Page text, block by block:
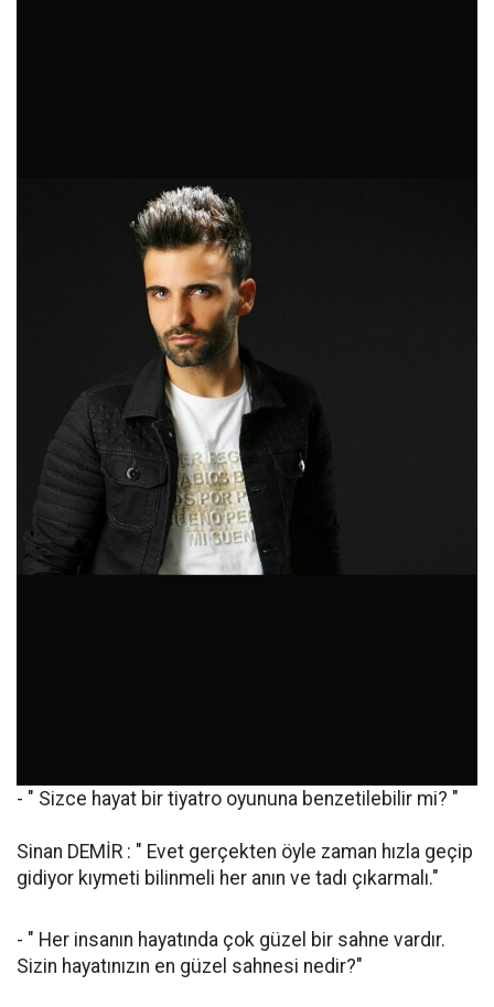
- " Sizce hayat bir tiyatro oyununa benzetilebilir mi? "
Sinan DEMİR : " Evet gerçekten öyle zaman hızla geçip
gidiyor kıymeti bilinmeli her anın ve tadı çıkarmalı."
- " Her insanın hayatında çok güzel bir sahne vardır.
Sizin hayatınızın en güzel sahnesi nedir?"